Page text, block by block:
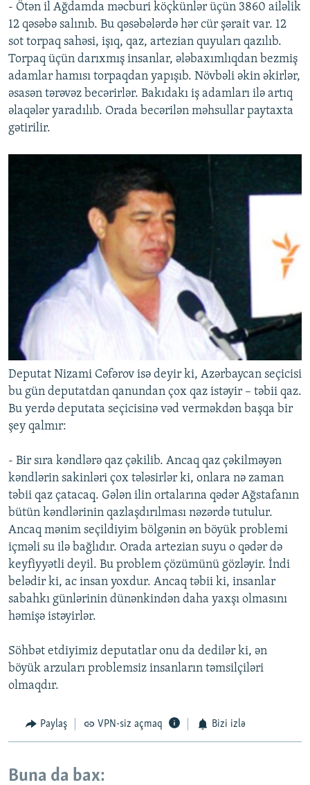
- Ötən il Ağdamda məcburi köçkünlər üçün 3860 ailəlik
12 qəsəbə salınıb. Bu qəsəbələrdə hər cür şərait var. 12
sot torpaq sahəsi, işıq, qaz, artezian quyuları qazılıb.
Torpaq üçün darıxmış insanlar, ələbaxımlıqdan bezmiş
adamlar hamısı torpaqdan yapışıb. Növbəli əkin əkirlər,
əsasən tərəvəz becərirlər. Bakıdakı iş adamları ilə artıq
əlaqələr yaradılıb. Orada becərilən məhsullar paytaxta
gətirilir.
Deputat Nizami Cəfərov isə deyir ki, Azərbaycan seçicisi
bu gün deputatdan qanundan çox qaz istəyir – təbii qaz.
Bu yerdə deputata seçicisinə vəd verməkdən başqa bir
şey qalmır:
- Bir sıra kəndlərə qaz çəkilib. Ancaq qaz çəkilməyən
kəndlərin sakinləri çox tələsirlər ki, onlara nə zaman
təbii qaz çatacaq. Gələn ilin ortalarına qədər Ağstafanın
bütün kəndlərinin qazlaşdırılması nəzərdə tutulur.
Ancaq mənim seçildiyim bölgənin ən böyük problemi
içməli su ilə bağlıdır. Orada artezian suyu o qədər də
keyfiyyətli deyil. Bu problem çözümünü gözləyir. İndi
belədir ki, ac insan yoxdur. Ancaq təbii ki, insanlar
sabahkı günlərinin dünənkindən daha yaxşı olmasını
həmişə istəyirlər.
Söhbət etdiyimiz deputatlar onu da dedilər ki, ən
böyük arzuları problemsiz insanların təmsilçiləri
olmaqdır.
Paylaş VPN-siz açmaq Bizi izlə
Buna da bax: